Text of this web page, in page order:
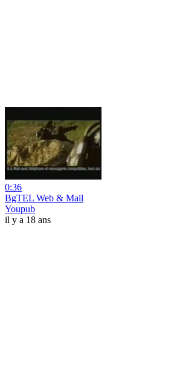
0:36
BgTEL Web & Mail
Youpub
il y a 18 ans